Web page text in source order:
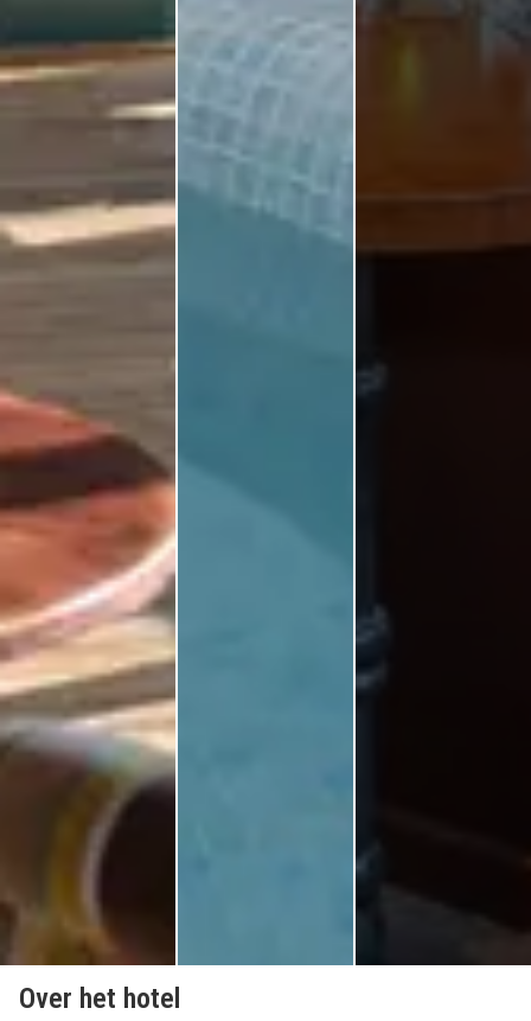
Over het hotel